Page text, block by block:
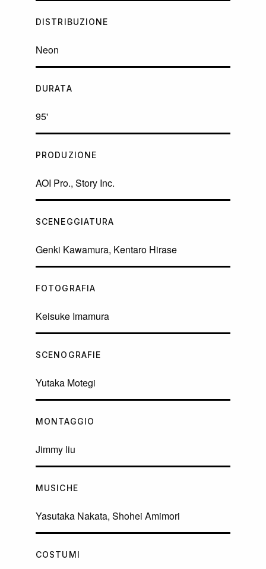
DISTRIBUZIONE
Neon
DURATA
95'
PRODUZIONE
AOI Pro., Story Inc.
SCENEGGIATURA
Genki Kawamura, Kentaro Hirase
FOTOGRAFIA
Keisuke Imamura
SCENOGRAFIE
Yutaka Motegi
MONTAGGIO
Jimmy liu
MUSICHE
Yasutaka Nakata, Shohei Amimori
COSTUMI